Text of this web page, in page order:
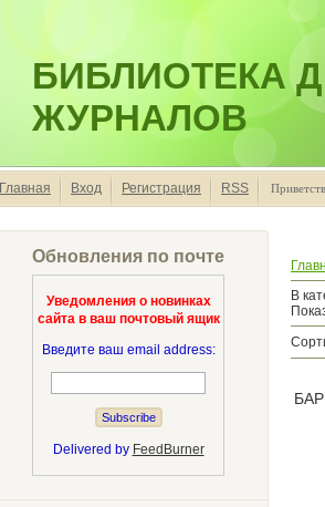
БИБЛИОТЕКА
ЖУРНАЛОВ
Главная Вход Регистрация RSS
Обновления по почте
Уведомления о новинках
сайта в ваш почтовый ящик
Введите ваш email address:
Delivered by FeedBurner
В